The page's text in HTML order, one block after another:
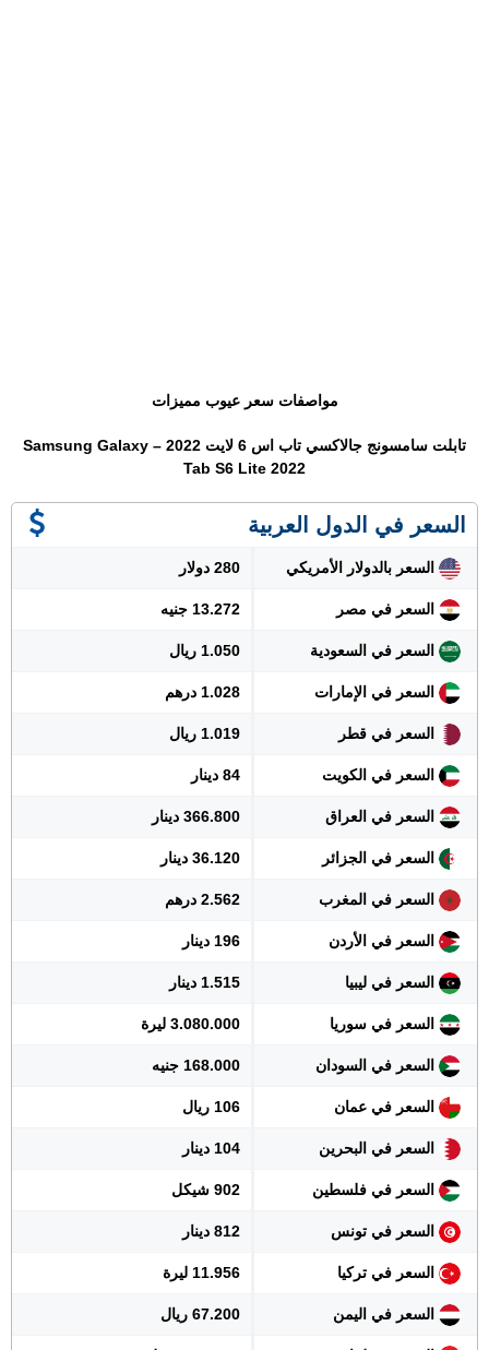
مواصفات سعر عيوب مميزات
تابلت سامسونج جالاكسي تاب اس 6 لايت 2022 – Samsung Galaxy
Tab S6 Lite 2022
السعر في الدول العربية
السعر بالدولار الأمريكي 280 دولار
السعر في مصر 13.272 جنيه
السعر في السعودية 1.050 ريال
السعر في الإمارات 1.028 درهم
السعر في قطر 1.019 ريال
السعر في الكويت 84 دينار
السعر في العراق 366.800 دينار
السعر في الجزائر 36.120 دينار
السعر في المغرب 2.562 درهم
السعر في الأردن 196 دينار
السعر في ليبيا 1.515 دينار
السعر في سوريا 3.080.000 ليرة
السعر في السودان 168.000 جنيه
السعر في عمان 106 ريال
السعر في البحرين 104 دينار
السعر في فلسطين 902 شيكل
السعر في تونس 812 دينار
السعر في تركيا 11.956 ليرة
السعر في اليمن 67.200 ريال